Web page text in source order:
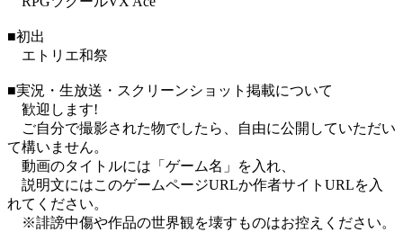
■初出
エトリエ和祭
■実況・生放送・スクリーンショット掲載について
歓迎します!
ご自分で撮影された物でしたら、自由に公開していただい
て構いません。
動画のタイトルには「ゲーム名」を入れ、
説明文にはこのゲームページURLか作者サイトURLを入
れてください。
※誹謗中傷や作品の世界観を壊すものはお控えください。